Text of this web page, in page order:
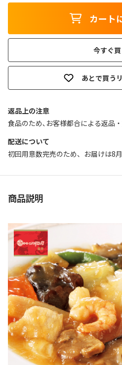
カート
今すぐ買
あとで買う
返品上の注意
食品のため､お客様都合による返品
配送について
初回用意数完売のため、お届けは8
商品説明